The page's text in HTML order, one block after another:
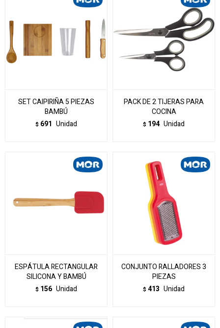
SET CAIPIRIÑA 5 PIEZAS
BAMBÚ
$ 691 Unidad
PACK DE 2 TIJERAS PARA
COCINA
$ 194 Unidad
ESPÁTULA RECTANGULAR
SILICONA Y BAMBÚ
$ 156 Unidad
CONJUNTO RALLADORES 3
PIEZAS
$ 413 Unidad